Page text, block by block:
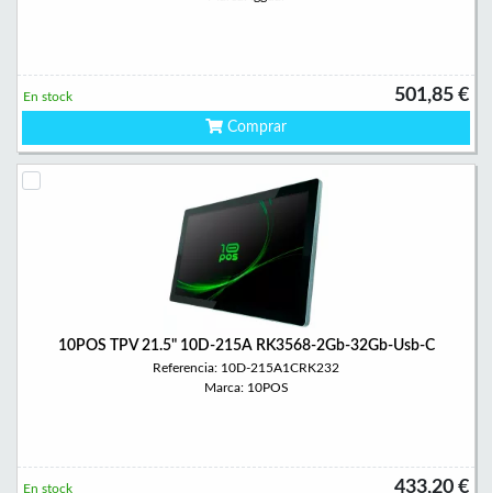
501,85 €
En stock
Comprar
10POS TPV 21.5" 10D-215A RK3568-2Gb-32Gb-Usb-C
Referencia: 10D-215A1CRK232
Marca: 10POS
433,20 €
En stock